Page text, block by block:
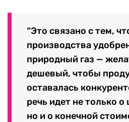
“Это связано с тем,
производства
природный газ —
дешевый, чтобы
оставалась
речь идет не только
но и о конечной